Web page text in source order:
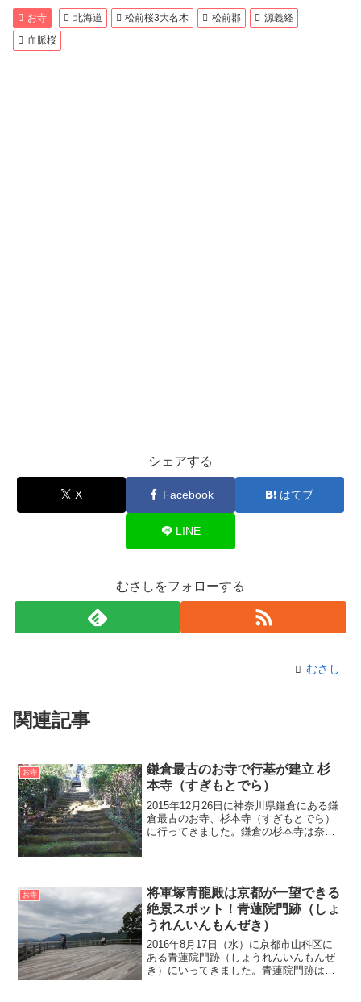
お寺 北海道 松前桜3大名木 松前郡
源義経
血脈桜
シェアする
X Facebook はてブ
LINE
むさしをフォローする
むさし
関連記事
お寺
鎌倉最古のお寺で行基が建立 杉
本寺（すぎもとでら）
2015年12月26日に神奈川県鎌倉にある鎌
倉最古のお寺、杉本寺（すぎもとでら）
に行ってきました。鎌倉の杉本寺は奈良
お寺
将軍塚青龍殿は京都が一望できる
絶景スポット！青蓮院門跡（しょ
うれんいんもんぜき）
2016年8月17日（水）に京都市山科区に
ある青蓮院門跡（しょうれんいんもんぜ
き）にいってきました。青蓮院門跡は、